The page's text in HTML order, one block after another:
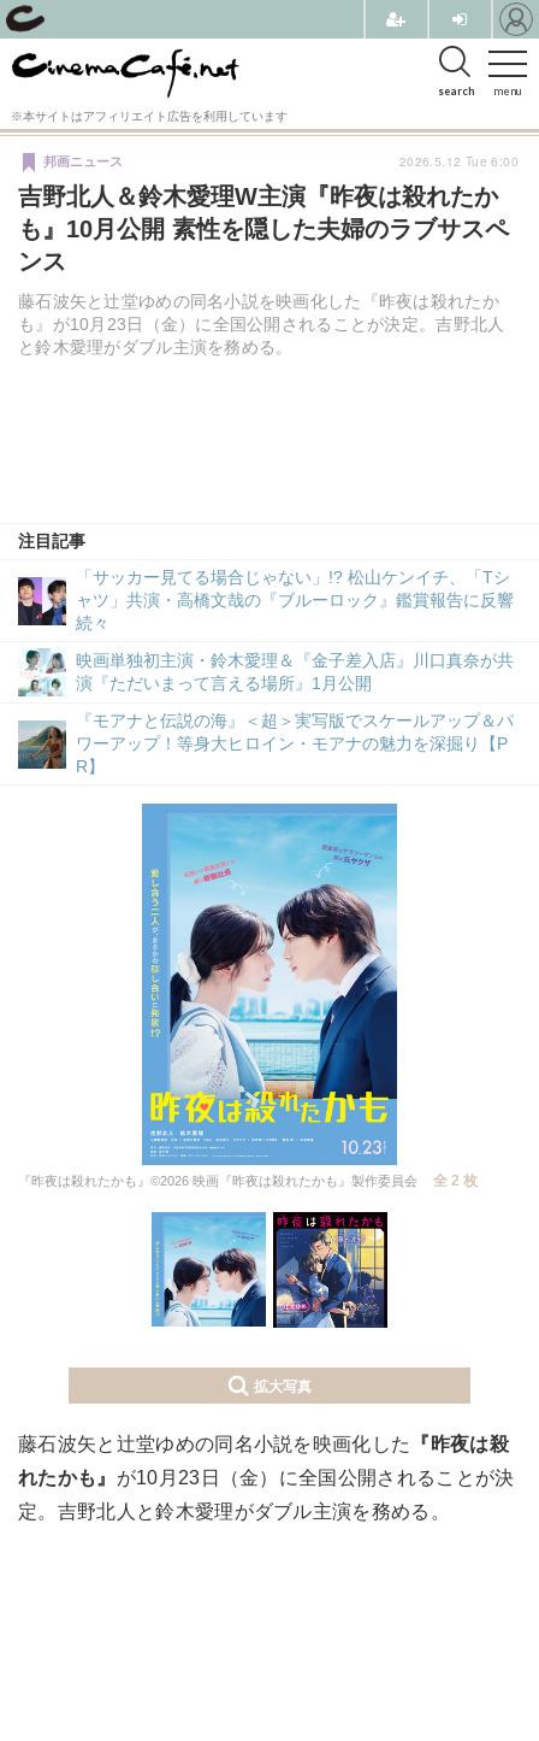
menu
search
※本サイトはアフィリエイト広告を利用しています
吉野北人＆鈴木愛理W主演『昨夜は殺れたか
も』10月公開 素性を隠した夫婦のラブサスペ
ンス
藤石波矢と辻堂ゆめの同名小説を映画化した『昨夜は殺れたか
も』が10月23日（金）に全国公開されることが決定。吉野北人
と鈴木愛理がダブル主演を務める。
邦画ニュース
注目記事
「サッカー見てる場合じゃない」!? 松山ケンイチ、「Tシ
ャツ」共演・高橋文哉の『ブルーロック』鑑賞報告に反響
続々
映画単独初主演・鈴木愛理＆『金子差入店』川口真奈が共
演『ただいまって言える場所』1月公開
『モアナと伝説の海』＜超＞実写版でスケールアップ＆パ
ワーアップ！等身大ヒロイン・モアナの魅力を深掘り【P
R】
2026.5.12 Tue 6:00
『昨夜は殺れたかも』©2026 映画『昨夜は殺れたかも』製作委員会 全 2 枚
拡大写真
藤石波矢と辻堂ゆめの同名小説を映画化した
『昨夜は殺
れたかも』 が10月23日（金）に全国公開されることが決
定。吉野北人と鈴木愛理がダブル主演を務める。